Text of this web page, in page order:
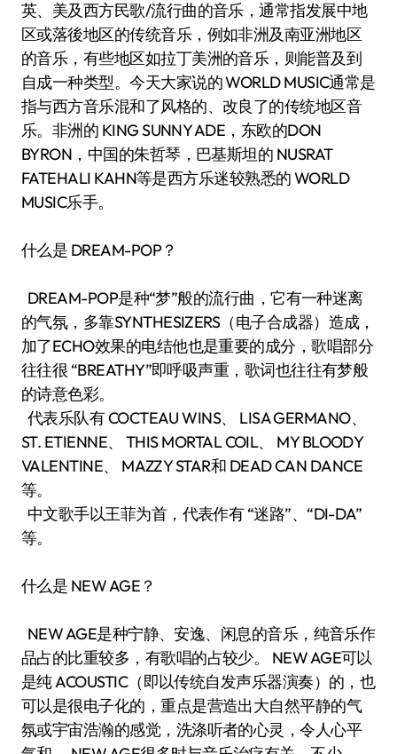
英、美及西方民歌/流行曲的音乐，通常指发展中地
区或落後地区的传统音乐，例如非洲及南亚洲地区
的音乐，有些地区如拉丁美洲的音乐，则能普及到
自成一种类型。今天大家说的 WORLD MUSIC通常是
指与西方音乐混和了风格的、改良了的传统地区音
乐。非洲的 KING SUNNY ADE，东欧的DON
BYRON，中国的朱哲琴，巴基斯坦的 NUSRAT
FATEHALI KAHN等是西方乐迷较熟悉的 WORLD
MUSIC乐手。
什么是 DREAM-POP？
DREAM-POP是种“梦”般的流行曲，它有一种迷离
的气氛，多靠SYNTHESIZERS（电子合成器）造成，
加了ECHO效果的电结他也是重要的成分，歌唱部分
往往很 “BREATHY”即呼吸声重，歌词也往往有梦般
的诗意色彩。
代表乐队有 COCTEAU WINS、 LISA GERMANO、
ST. ETIENNE、 THIS MORTAL COIL、 MY BLOODY
VALENTINE、 MAZZY STAR和 DEAD CAN DANCE
等。
中文歌手以王菲为首，代表作有 “迷路”、“DI-DA”
等。
什么是 NEW AGE？
NEW AGE是种宁静、安逸、闲息的音乐，纯音乐作
品占的比重较多，有歌唱的占较少。 NEW AGE可以
是纯 ACOUSTIC（即以传统自发声乐器演奏）的，也
可以是很电子化的，重点是营造出大自然平静的气
氛或宇宙浩瀚的感觉，洗涤听者的心灵，令人心平